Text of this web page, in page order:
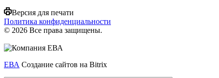
Версия для печати
Политика конфиденциальности
© 2026 Все права защищены.
ЕВА Создание сайтов на Bitrix